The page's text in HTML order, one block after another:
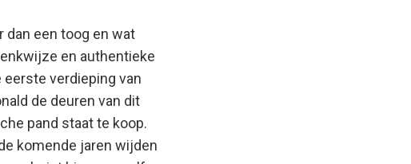
dan een toog en wat
en authentieke
verdieping van
de deuren van dit
pand staat te koop.
komende jaren wijden